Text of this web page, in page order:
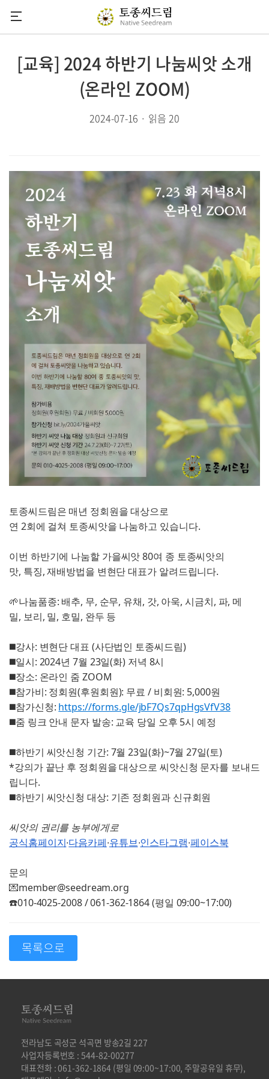
씨앗소식
참여하기
후원안내
다음카페
유튜브채널
로그인
회원가입
[교육] 2024 하반기 나눔씨앗 소개
(온라인 ZOOM)
2024-07-16 · 읽음 20
토종씨드림은 매년 정회원을 대상으로
연 2회에 걸쳐 토종씨앗을 나눔하고 있습니다.
이번 하반기에 나눔할 가을씨앗 80여 종 토종씨앗의
맛, 특징, 재배방법을 변현단 대표가 알려드립니다.
🌱나눔품종: 배추, 무, 순무, 유채, 갓, 아욱, 시금치, 파, 메
밀, 보리, 밀, 호밀, 완두 등
◼️강사: 변현단 대표 (사단법인 토종씨드림)
◼️일시: 2024년 7월 23일(화) 저녁 8시
◼️장소: 온라인 줌 ZOOM
◼️참가비: 정회원(후원회원): 무료 / 비회원: 5,000원
◼️참가신청: https://forms.gle/jbF7Qs7qpHgsVfV38
◼️줌 링크 안내 문자 발송: 교육 당일 오후 5시 예정
◼️하반기 씨앗신청 기간: 7월 23일(화)~7월 27일(토)
*강의가 끝난 후 정회원을 대상으로 씨앗신청 문자를 보내드
립니다.
◼️하반기 씨앗신청 대상: 기존 정회원과 신규회원
씨앗의 권리를 농부에게로
공식홈페이지∙다음카페∙유튜브∙인스타그램∙페이스북
문의
💌member@seedream.org
☎️010-4025-2008 / 061-362-1864 (평일 09:00~17:00)
목록으로
전라남도 곡성군 석곡면 방송2길 227
사업자등록번호 : 544-82-00277
대표전화 : 061-362-1864 (평일 09:00~17:00, 주말공유일 휴무),